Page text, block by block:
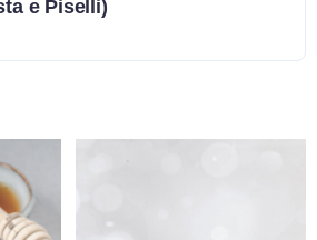
e Piselli)